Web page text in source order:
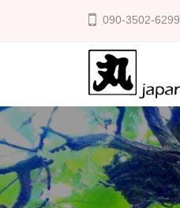
ツ
へ
ス
キ
ッ
090-3502-6299
防
草
の
友
庭
の
雑
草
草
の
友